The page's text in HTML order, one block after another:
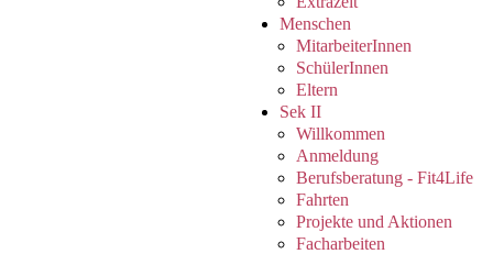
Menschen
MitarbeiterInnen
SchülerInnen
Eltern
Sek II
Willkommen
Anmeldung
Berufsberatung - Fit4Life
Fahrten
Projekte und Aktionen
Facharbeiten